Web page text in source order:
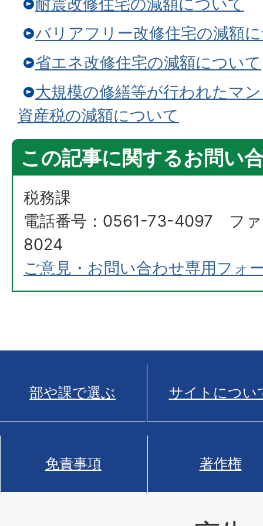
バリアフリー改修住宅の減額
省エネ改修住宅の減額について
大規模の修繕等が行われたマ
資産税の減額について
この記事に関するお問い
税務課
電話番号：0561-73-4097 フ
8024
ご意見・お問い合わせ専用フォ
部や課で選ぶ サイトについ
免責事項 著作権